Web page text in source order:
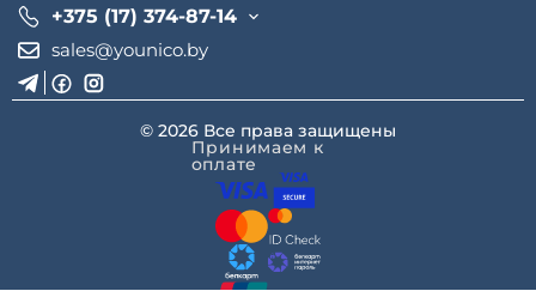
+375 (17) 374-87-14
sales@younico.by
© 2026 Все права защищены
Принимаем к
оплате